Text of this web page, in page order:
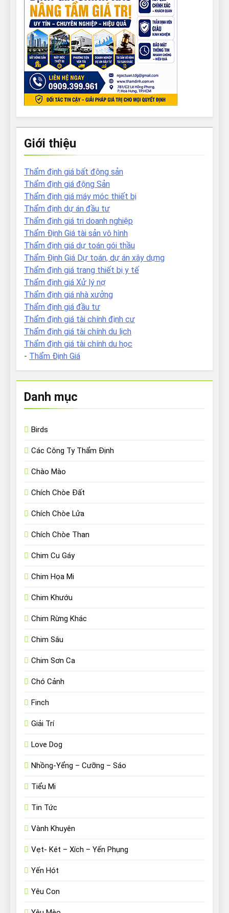
Giới thiệu
Thẩm định giá bất động sản
Thẩm định giá động Sản
Thẩm định giá máy móc thiết bị
Thẩm định dự án đầu tư
Thẩm định giá tri doanh nghiệp
Thẩm Định Giá tài sản vô hình
Thẩm định giá dự toán gói thầu
Thẩm Định Giá Dự toán, dự án xây dựng
Thẩm định giá trang thiết bị y tế
Thẩm định giá Xử lý nợ
Thẩm định giá nhà xưởng
Thẩm định giá đầu tư
Thẩm định giá tài chính định cư
Thẩm định giá tài chính du lịch
Thẩm định giá tài chính du học
- Thẩm Định Giá
Danh mục
Birds
Các Công Ty Thẩm Định
Chào Mào
Chích Chòe Đất
Chích Chòe Lửa
Chích Chòe Than
Chim Cu Gáy
Chim Họa Mi
Chim Khướu
Chim Rừng Khác
Chim Sâu
Chim Sơn Ca
Chó Cảnh
Finch
Giải Trí
Love Dog
Nhồng-Yểng – Cưỡng – Sáo
Tiểu Mi
Tin Tức
Vành Khuyên
Vẹt- Két – Xích – Yến Phụng
Yến Hót
Yêu Con